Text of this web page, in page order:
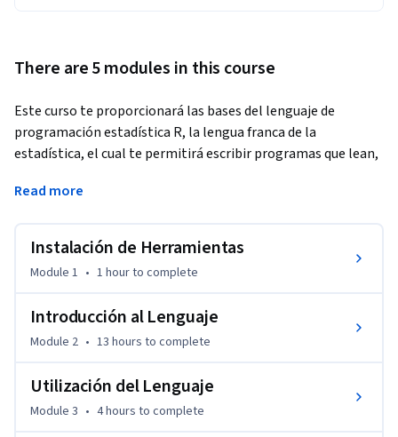
There are 5 modules in this course
Este curso te proporcionará las bases del lenguaje de
programación estadística R, la lengua franca de la
estadística, el cual te permitirá escribir programas que lean,
instalación del lenguaje; también verás una introducción a
ggplot2, para visualizar estos datos. Además también
abordarás la utilización de uno de los IDEs más populares
entre la comunidad de usuarios de R, llamado RStudio.
Objetivo
Utilizarás el lenguaje de programación R con el fin de
manipular datos, generar análisis estadísticos y
Read more
Instalación de Herramientas
Module 1 • 1 hourto complete
Introducción al Lenguaje
Module 2 • 13 hours to complete
Utilización del Lenguaje
Module 3 • 4 hours to complete